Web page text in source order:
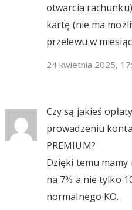
otwarcia
kartę (nie ma
przelewu w
24 kwietnia 2025,
Czy są jakieś
prowadzeniu
PREMIUM?
Dzięki temu
na 7% a nie tylko
normalnego KO.